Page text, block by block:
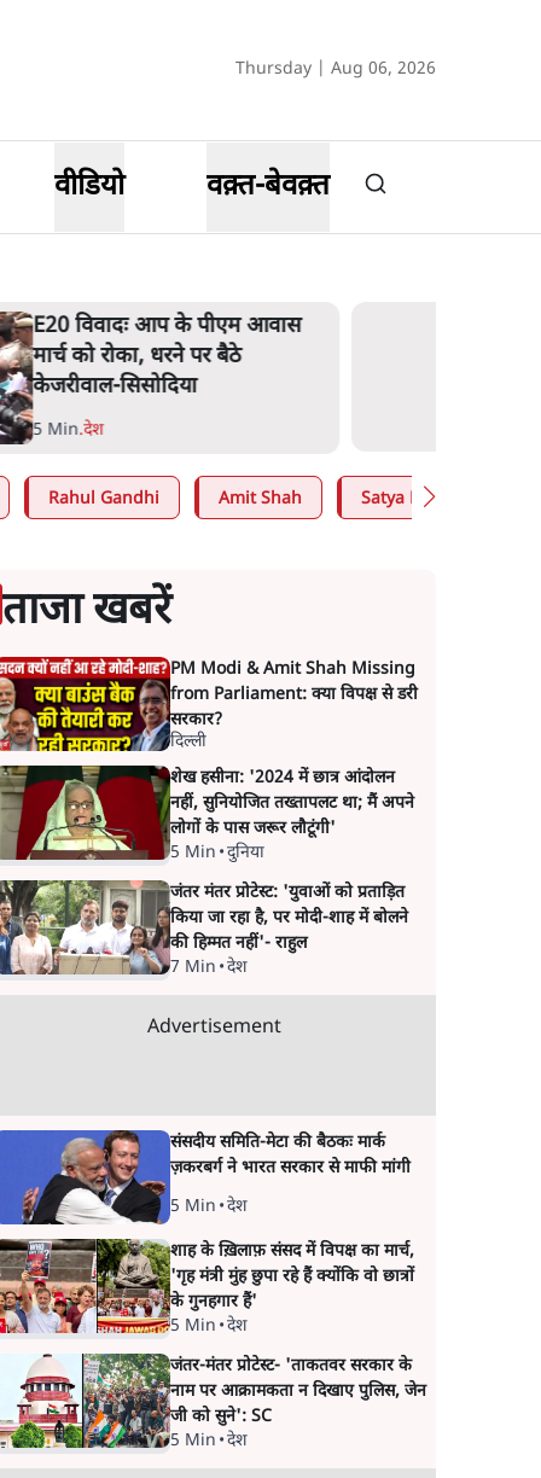
Thursday | Aug 06, 2026
वीडियो वक़्त-बेवक़्त
E20 विवादः आप के पीएम आवास
मार्च को रोका, धरने पर बैठे
केजरीवाल-सिसोदिया
5 Min.देश
Rahul Gandhi Amit Shah Satya Hindi
ताजा खबरें
PM Modi & Amit Shah Missing
from Parliament: क्या विपक्ष से डरी
सरकार?
दिल्ली
शेख हसीना: '2024 में छात्र आंदोलन
नहीं, सुनियोजित तख्तापलट था; मैं अपने
लोगों के पास जरूर लौटूंगी'
5 Min •दुनिया
जंतर मंतर प्रोटेस्ट: 'युवाओं को प्रताड़ित
किया जा रहा है, पर मोदी-शाह में बोलने
की हिम्मत नहीं'- राहुल
7 Min •देश
Advertisement
संसदीय समिति-मेटा की बैठकः मार्क
ज़करबर्ग ने भारत सरकार से माफी मांगी
5 Min •देश
शाह के ख़िलाफ़ संसद में विपक्ष का मार्च,
'गृह मंत्री मुंह छुपा रहे हैं क्योंकि वो छात्रों
के गुनहगार हैं'
5 Min •देश
जंतर-मंतर प्रोटेस्ट- 'ताकतवर सरकार के
नाम पर आक्रामकता न दिखाए पुलिस, जेन
जी को सुने': SC
5 Min •देश